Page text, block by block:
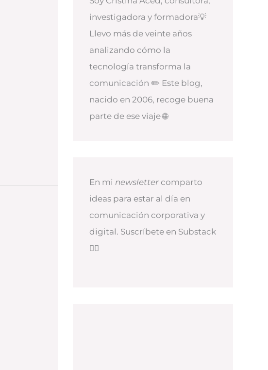
investigadora y formadora💡
Llevo más de veinte años
analizando cómo la
tecnología transforma la
comunicación ✏️ Este blog,
nacido en 2006, recoge buena
parte de ese viaje 🌐
En mi newsletter comparto
ideas para estar al día en
comunicación corporativa y
digital. Suscríbete en Substack
👇🏻